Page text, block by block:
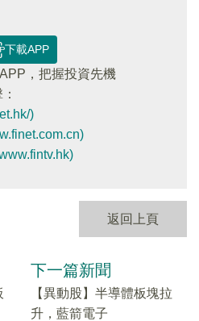
下載APP
，把握投資先機
)
返回上頁
下一篇新聞
【異動股】半導體板塊拉
升，藍箭電子